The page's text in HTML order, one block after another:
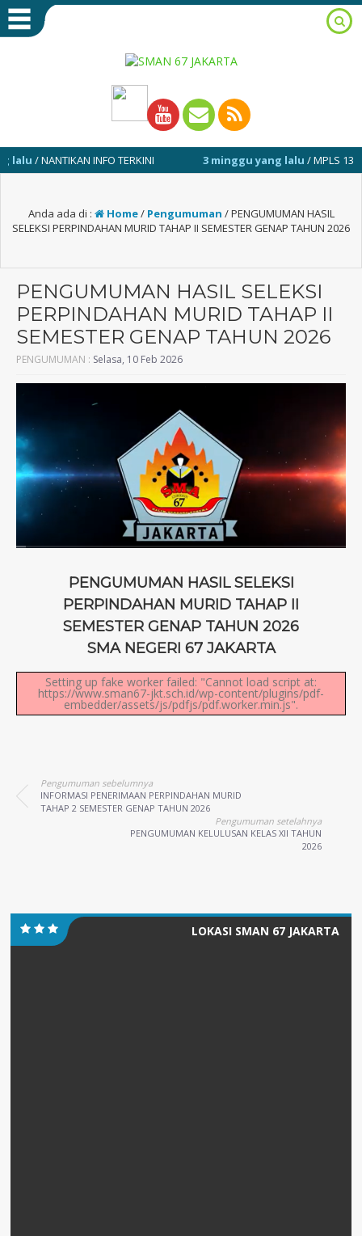
NANTIKAN INFO TERKINI 3 minggu yang lalu/ MPLS 13-17 JULI
Anda ada di : Home/ Pengumuman /PENGUMUMAN HASIL
SELEKSI PERPINDAHAN MURID TAHAP II SEMESTER GENAP TAHUN 2026
PENGUMUMAN HASIL SELEKSI
PERPINDAHAN MURID TAHAP II
SEMESTER GENAP TAHUN 2026
PENGUMUMAN : Selasa, 10 Feb 2026
PENGUMUMAN HASIL SELEKSI
PERPINDAHAN MURID TAHAP II
SEMESTER GENAP TAHUN 2026
SMA NEGERI 67 JAKARTA
Setting up fake worker failed: "Cannot load script at:
https://www.sman67-jkt.sch.id/wp-content/plugins/pdf-
embedder/assets/js/pdfjs/pdf.worker.min.js".
Pengumuman sebelumnya
INFORMASI PENERIMAAN PERPINDAHAN MURID
TAHAP 2 SEMESTER GENAP TAHUN 2026
Pengumuman setelahnya
PENGUMUMAN KELULUSAN KELAS XII TAHUN
2026
LOKASI SMAN 67 JAKARTA